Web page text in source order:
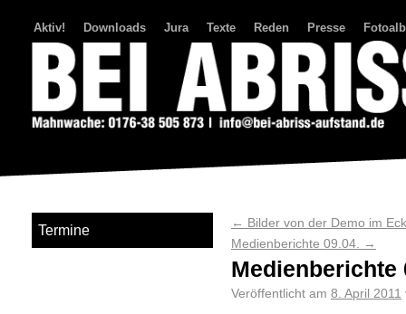
Aktiv! Downloads Jura Texte Reden Presse
← Bilder von der Demo im
Medienberichte 09.04. →
Medienberichte
Veröffentlicht am 8. April 2011
Termine